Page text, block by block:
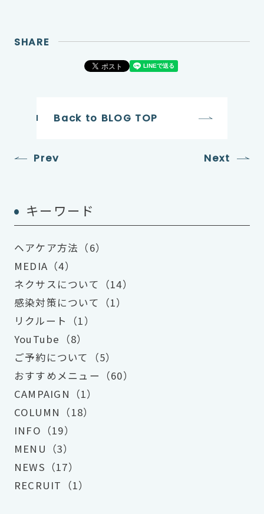
SHARE
Prev
Back to BLOG TOP
Next
キーワード
ヘアケア方法（6）
MEDIA（4）
ネクサスについて（14）
感染対策について（1）
リクルート（1）
YouTube（8）
ご予約について（5）
おすすめメニュー（60）
CAMPAIGN（1）
COLUMN（18）
INFO（19）
MENU（3）
NEWS（17）
RECRUIT（1）